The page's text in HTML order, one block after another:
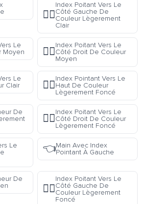
👈🏼
Index Poitant Vers Le
Côté Gauche De
Couleur Lègerement
Clair
Le
Moyen
👉🏽
Index Poitant Vers Le
Côté Droit De Couleur
Moyen
Le
Clair
☝🏾
Index Pointant Vers Le
Haut De Couleur
Lègerement Foncé
De
👉🏾
Index Poitant Vers Le
Côté Droit De Couleur
Lègerement Foncé
Le
👈Main Avec Index
Pointant À Gauche
De
👈🏾
Index Poitant Vers Le
Côté Gauche De
Couleur Lègerement
Foncé